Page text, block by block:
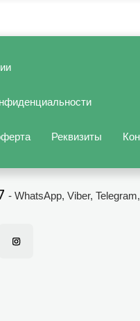
Реквизиты
- WhatsApp, Viber,